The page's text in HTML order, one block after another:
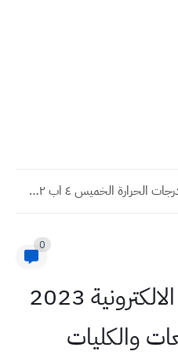
بالارقام درجات الحرارة الخميس ٤ اب ٢٠٢٢ في جميع المحافظات...
0
آلية ملء الاستمارة الالكترونية 2023
والكليات